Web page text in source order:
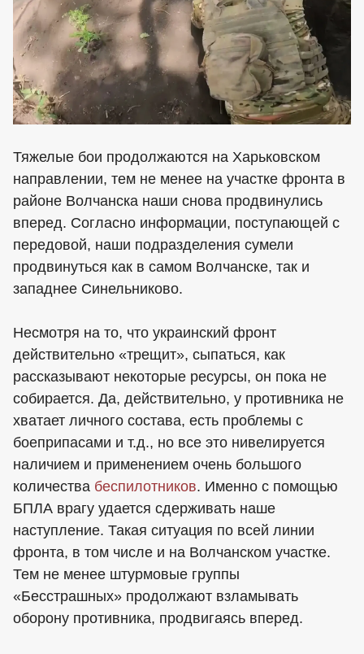
Тяжелые бои продолжаются на Харьковском
направлении, тем не менее на участке фронта в
районе Волчанска наши снова продвинулись
вперед. Согласно информации, поступающей с
передовой, наши подразделения сумели
продвинуться как в самом Волчанске, так и
западнее Синельниково.
Несмотря на то, что украинский фронт
действительно «трещит», сыпаться, как
рассказывают некоторые ресурсы, он пока не
собирается. Да, действительно, у противника не
хватает личного состава, есть проблемы с
боеприпасами и т.д., но все это нивелируется
наличием и применением очень большого
количества беспилотников. Именно с помощью
БПЛА врагу удается сдерживать наше
наступление. Такая ситуация по всей линии
фронта, в том числе и на Волчанском участке.
Тем не менее штурмовые группы
«Бесстрашных» продолжают взламывать
оборону противника, продвигаясь вперед.